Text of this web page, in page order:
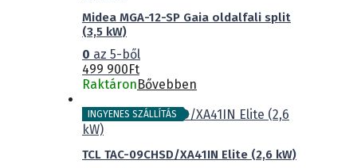
Midea MGA-12-SP Gaia oldalfali split
(3,5 kW)
0 az 5-ből
499 900 Ft
Raktáron Bővebben
INGYENES SZÁLLÍTÁS
TCL TAC-09CHSD/XA41IN Elite (2,6 kW)